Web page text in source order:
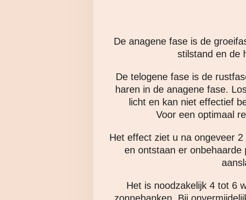
De anagene fase is de
stilstand en de
De telogene fase is de
haren in de anagene fase.
licht en kan niet effectief
Voor een optimaal
Het effect ziet u na ongeveer
en ontstaan er
Het is noodzakelijk 4 tot 6